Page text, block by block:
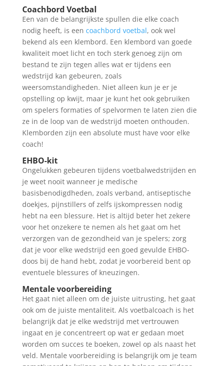
Coachbord Voetbal
Een van de belangrijkste spullen die elke coach
nodig heeft, is een coachbord voetbal, ook wel
bekend als een klembord. Een klembord van goede
kwaliteit moet licht en toch sterk genoeg zijn om
bestand te zijn tegen alles wat er tijdens een
wedstrijd kan gebeuren, zoals
weersomstandigheden. Niet alleen kun je er je
opstelling op kwijt, maar je kunt het ook gebruiken
om spelers formaties of spelvormen te laten zien die
ze in de loop van de wedstrijd moeten onthouden.
Klemborden zijn een absolute must have voor elke
coach!
EHBO-kit
Ongelukken gebeuren tijdens voetbalwedstrijden en
je weet nooit wanneer je medische
basisbenodigdheden, zoals verband, antiseptische
doekjes, pijnstillers of zelfs ijskompressen nodig
hebt na een blessure. Het is altijd beter het zekere
voor het onzekere te nemen als het gaat om het
verzorgen van de gezondheid van je spelers; zorg
dat je voor elke wedstrijd een goed gevulde EHBO-
doos bij de hand hebt, zodat je voorbereid bent op
eventuele blessures of kneuzingen.
Mentale voorbereiding
Het gaat niet alleen om de juiste uitrusting, het gaat
ook om de juiste mentaliteit. Als voetbalcoach is het
belangrijk dat je elke wedstrijd met vertrouwen
ingaat en je concentreert op wat er gedaan moet
worden om succes te boeken, zowel op als naast het
veld. Mentale voorbereiding is belangrijk om je team